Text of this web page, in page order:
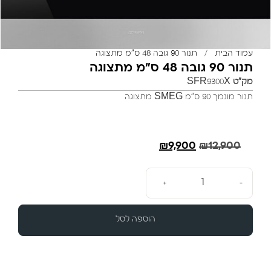
עמוד הבית / תנור 90 גובה 48 ס”מ מתצוגה
תנור 90 גובה 48 ס”מ מתצוגה
מק"ט SFR9300X
תנור מונמך 90 ס”מ SMEG מתצוגה
₪12,900
₪9,900
-
+
הוספה לסל